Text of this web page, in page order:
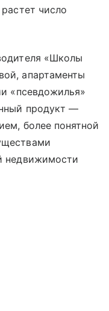
число
«Школы
апартаменты
«псевдожилья»
продукт —
более понятной
недвижимости